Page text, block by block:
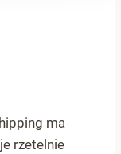
ma
rzetelnie